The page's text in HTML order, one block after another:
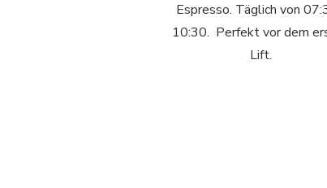
Espresso. Täglich von
10:30. Perfekt vor dem
Lift.